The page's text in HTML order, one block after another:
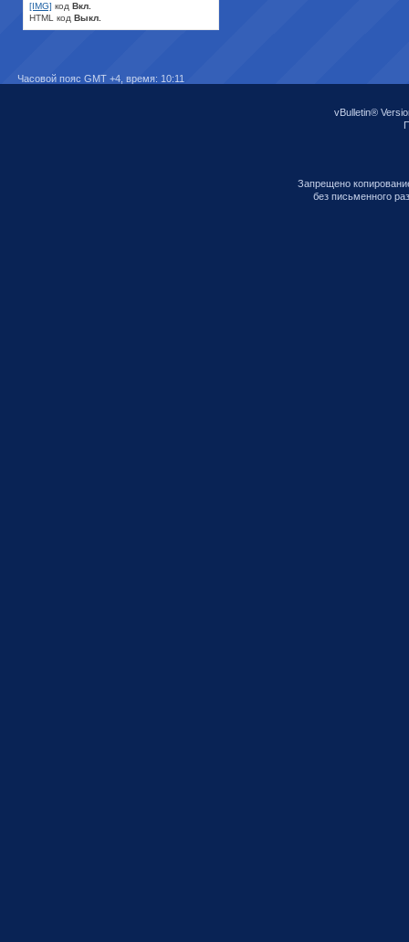
[IMG] код Вкл.
HTML код Выкл.
Часовой пояс GMT +4, время: 10:11
vBulletin®
Запрещено
без письменного